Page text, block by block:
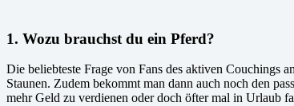
1. Wozu brauchst du ein Pferd?
Die beliebteste Frage von Fans des aktiven Couchings
Staunen. Zudem bekommt man dann auch noch den
mehr Geld zu verdienen oder doch öfter mal in Urlaub